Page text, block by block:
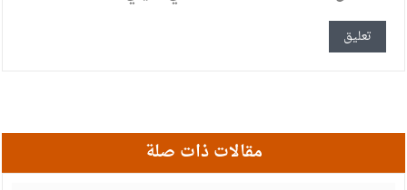
مقالات ذات صلة